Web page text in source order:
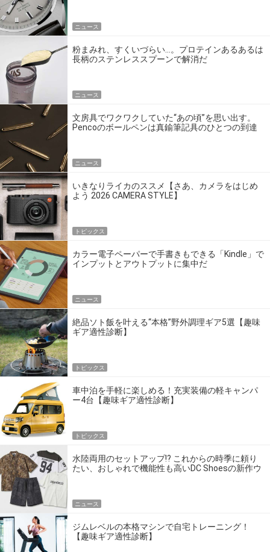
ニュース
粉まみれ、すくいづらい…。プロテインあるあるは
長柄のステンレススプーンで解消だ
ニュース
文房具でワクワクしていた“あの頃”を思い出す。
Pencoのボールペンは真鍮筆記具のひとつの到達
ニュース
いきなりライカのススメ【さあ、カメラをはじめ
よう 2026 CAMERA STYLE】
トピックス
カラー電子ペーパーで手書きもできる「Kindle」で
インプットとアウトプットに集中だ
ニュース
絶品ソト飯を叶える“本格”野外調理ギア5選【趣味
ギア適性診断】
トピックス
車中泊を手軽に楽しめる！充実装備の軽キャンパ
ー4台【趣味ギア適性診断】
トピックス
水陸両用のセットアップ!? これからの時季に頼り
たい、おしゃれで機能性も高いDC Shoesの新作ウ
ニュース
ジムレベルの本格マシンで自宅トレーニング！
【趣味ギア適性診断】